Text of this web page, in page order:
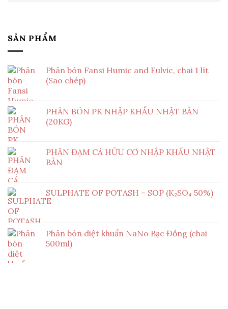
SẢN PHẨM
Phân bón Fansi Humic and Fulvic, chai 1 lít
(Sao chép)
PHÂN BÓN PK NHẬP KHẨU NHẬT BẢN
(20KG)
PHÂN ĐẠM CÁ HỮU CƠ NHẬP KHẨU NHẬT
BẢN
SULPHATE OF POTASH – SOP (K₂SO₄ 50%)
Phân bón diệt khuẩn NaNo Bạc Đồng (chai
500ml)